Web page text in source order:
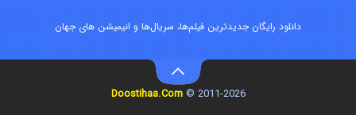
دانلود رایگان جدیدترین فیلم‌ها، سریال‌ها و انیمیشن های جهان
2011-2026 ©
Doostihaa.Com